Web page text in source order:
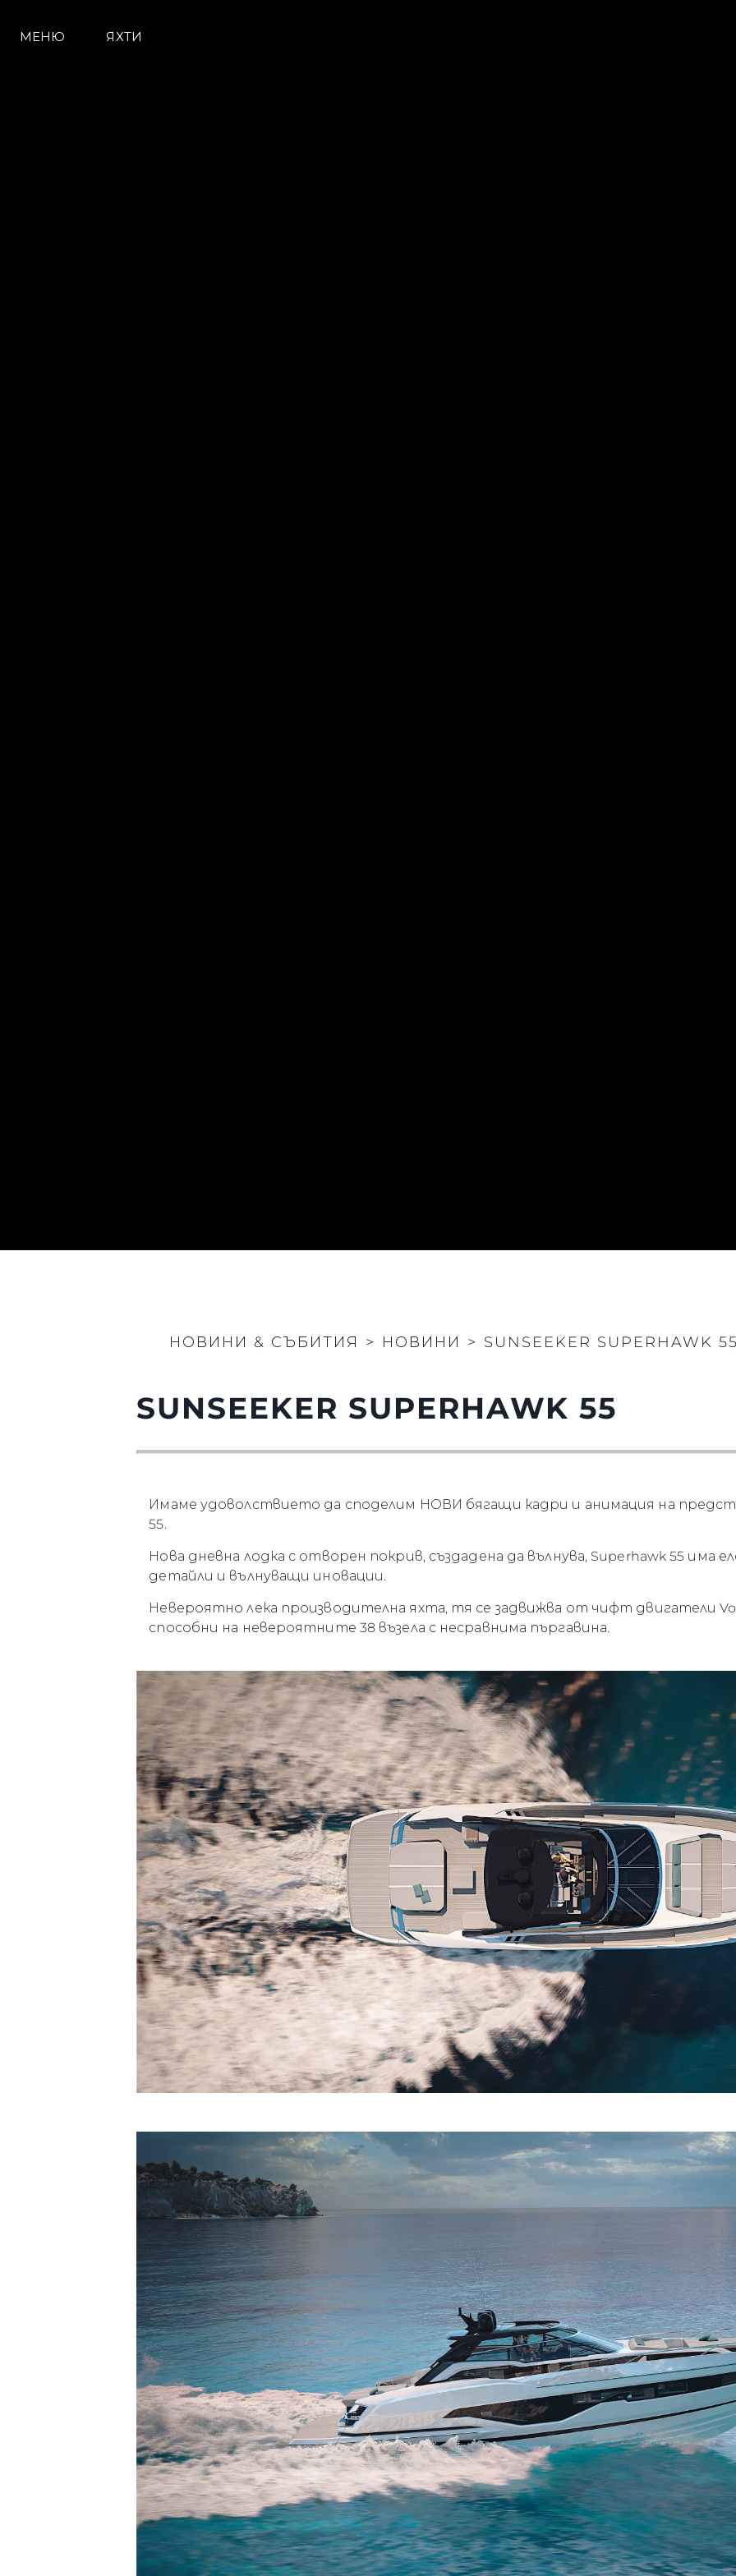
МЕНЮ ЯХТИ
НОВИНИ & СЪБИТИЯ > НОВИНИ > SUNSEEKER SUPERHAWK
SUNSEEKER SUPERHAWK 55
Имаме удоволствието да споделим НОВИ бягащи кадри и анимация на
55.
Нова дневна лодка с отворен покрив, създадена да вълнува, Superhawk 55 има
детайли и вълнуващи иновации.
Невероятно лека производителна яхта, тя се задвижва от чифт двигатели
способни на невероятните 38 възела с несравнима пъргавина.
Информация
Карта На Сайта
Контакти
Бисквитки
Екипът